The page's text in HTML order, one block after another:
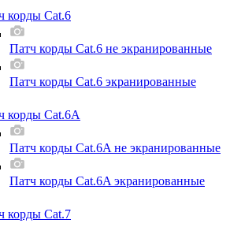
корды Cat.6
Патч корды Cat.6 не экранированные
Патч корды Cat.6 экранированные
корды Cat.6A
Патч корды Cat.6A не экранированные
Патч корды Cat.6A экранированные
корды Cat.7